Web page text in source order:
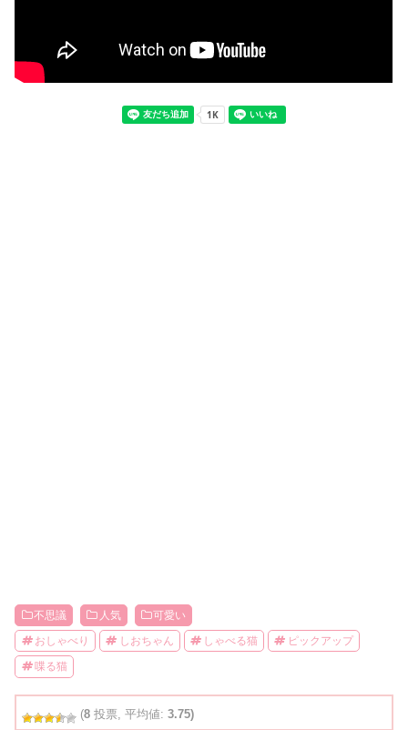
不思議 人気 可愛い
おしゃべり しおちゃん しゃべる猫 ピックアップ
喋る猫
(8 投票, 平均値:3.75)